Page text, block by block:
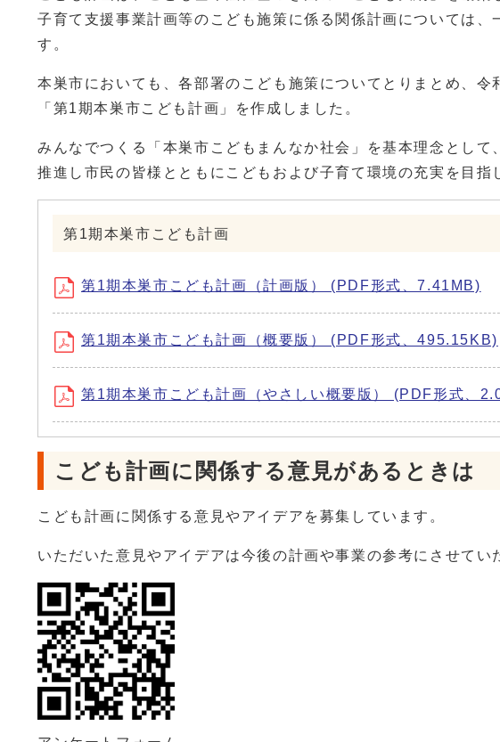
子育て支援事業計画等のこども施策に係る関係計画については
す。
本巣市においても、各部署のこども施策についてとりまとめ、
「第1期本巣市こども計画」を作成しました。
みんなでつくる「本巣市こどもまんなか社会」を基本理念とし
推進し市民の皆様とともにこどもおよび子育て環境の充実を目指
第1期本巣市こども計画
第1期本巣市こども計画（計画版） (PDF形式、7.41MB)
第1期本巣市こども計画（概要版） (PDF形式、495.15KB)
第1期本巣市こども計画（やさしい概要版） (PDF形式、
こども計画に関係する意見があるときは
こども計画に関係する意見やアイデアを募集しています。
いただいた意見やアイデアは今後の計画や事業の参考にさせてい